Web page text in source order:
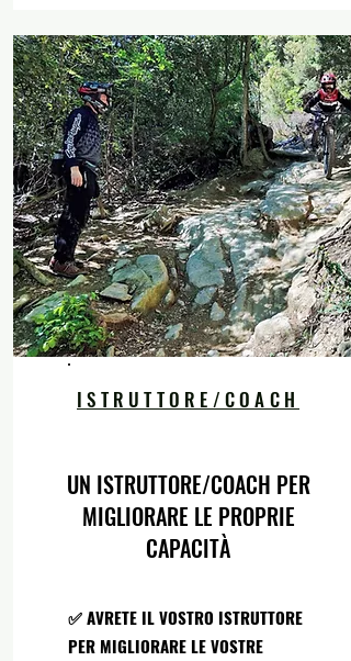
ISTRUTTORE/COACH
UN ISTRUTTORE/COACH PER
MIGLIORARE LE PROPRIE
CAPACITÀ
✅ AVRETE IL VOSTRO ISTRUTTORE
PER MIGLIORARE LE VOSTRE